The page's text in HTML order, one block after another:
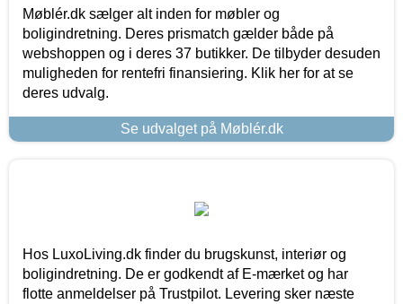
Møblér.dk sælger alt inden for møbler og
boligindretning. Deres prismatch gælder både på
webshoppen og i deres 37 butikker. De tilbyder desuden
muligheden for rentefri finansiering. Klik her for at se
deres udvalg.
Se udvalget på Møblér.dk
Hos LuxoLiving.dk finder du brugskunst, interiør og
boligindretning. De er godkendt af E-mærket og har
flotte anmeldelser på Trustpilot. Levering sker næste